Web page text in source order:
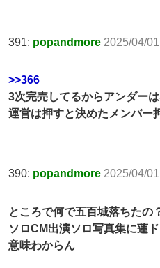
391: popandmore 2025/04/
>>366
3次完売してるからアンダー
運営は押すと決めたメンバー
390: popandmore 2025/04/
ところで何で五百城落ちたの
ソロCM出演ソロ写真集に蓮
意味わからん